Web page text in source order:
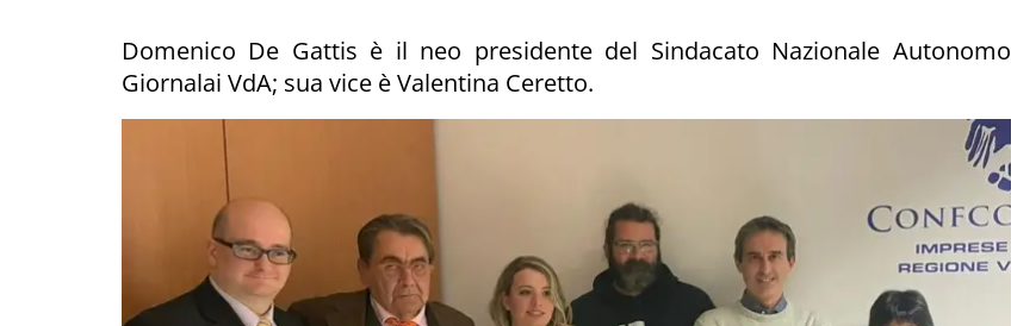
Domenico De Gattis è il neo presidente del Sindacato Nazionale Autonomo
Giornalai VdA; sua vice è Valentina Ceretto.